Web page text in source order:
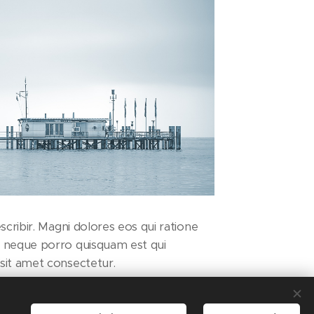
Magni dolores eos qui ratione
porro quisquam est qui
amet consectetur.